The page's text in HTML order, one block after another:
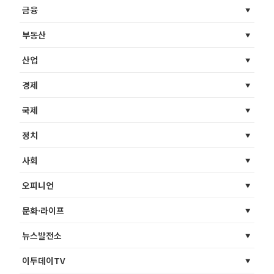
금융
부동산
산업
경제
국제
정치
사회
오피니언
문화·라이프
뉴스발전소
이투데이TV